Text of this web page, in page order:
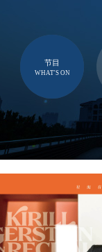
节目
WHAT'S ON